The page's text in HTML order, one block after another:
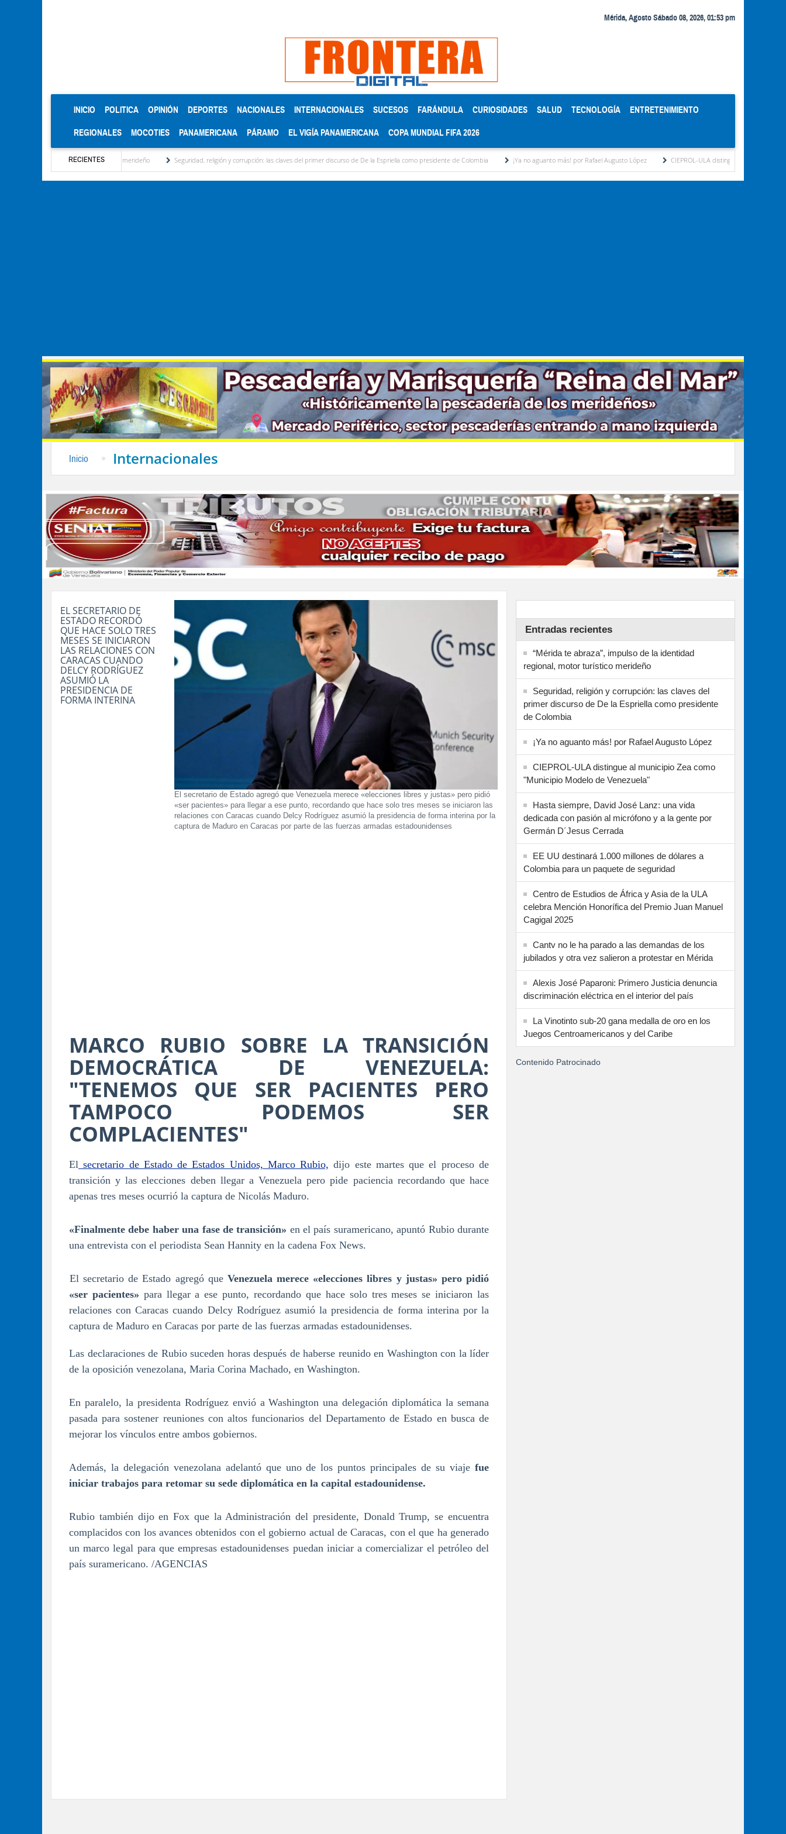
Mérida, Agosto Sábado 08, 2026, 01:53 pm
INICIO (CURRENT)
POLITICA OPINIÓN DEPORTES NACIONALES INTERNACIONALES SUCESOS FARÁNDULA CURIOSIDADES SALUD TECNOLOGÍA ENTRETENIMIENTO
REGIONALES MOCOTIES PANAMERICANA PÁRAMO EL VIGÍA PANAMERICANA COPA MUNDIAL FIFA 2026
RECIENTES
regional, motor turístico merideño Seguridad, religión y corrupción: las claves del primer discurso de De la Espriella como presidente de Colombia ¡Ya no aguanto más! por Rafael Augusto López CIEPROL-ULA distingue al municipio Zea como
Inicio Internacionales
El secretario de Estado agregó que Venezuela merece «elecciones libres y justas» pero pidió
«ser pacientes» para llegar a ese punto, recordando que hace solo tres meses se iniciaron las
relaciones con Caracas cuando Delcy Rodríguez asumió la presidencia de forma interina por la
captura de Maduro en Caracas por parte de las fuerzas armadas estadounidenses
EL SECRETARIO DE
ESTADO RECORDÓ
QUE HACE SOLO TRES
MESES SE INICIARON
LAS RELACIONES CON
CARACAS CUANDO
DELCY RODRÍGUEZ
ASUMIÓ LA
PRESIDENCIA DE
FORMA INTERINA
MARCO RUBIO SOBRE LA TRANSICIÓN
DEMOCRÁTICA DE VENEZUELA:
"TENEMOS QUE SER PACIENTES PERO
TAMPOCO PODEMOS SER
COMPLACIENTES"
El secretario de Estado de Estados Unidos, Marco Rubio, dijo este martes que el proceso de
transición y las elecciones deben llegar a Venezuela pero pide paciencia recordando que hace
apenas tres meses ocurrió la captura de Nicolás Maduro.
«Finalmente debe haber una fase de transición» en el país suramericano, apuntó Rubio durante
una entrevista con el periodista Sean Hannity en la cadena Fox News.
El secretario de Estado agregó queVenezuela merece «elecciones libres y justas» pero pidió
«ser pacientes» para llegar a ese punto, recordando que hace solo tres meses se iniciaron las
relaciones con Caracas cuando Delcy Rodríguez asumió la presidencia de forma interina por la
captura de Maduro en Caracas por parte de las fuerzas armadas estadounidenses.
Las declaraciones de Rubio suceden horas después de haberse reunido en Washington con la líder
de la oposición venezolana, Maria Corina Machado, en Washington.
En paralelo, la presidenta Rodríguez envió a Washington una delegación diplomática la semana
pasada para sostener reuniones con altos funcionarios del Departamento de Estado en busca de
mejorar los vínculos entre ambos gobiernos.
Además, la delegación venezolana adelantó que uno de los puntos principales de su viaje fue
iniciar trabajos para retomar su sede diplomática en la capital estadounidense.
Rubio también dijo en Fox que la Administración del presidente, Donald Trump, se encuentra
complacidos con los avances obtenidos con el gobierno actual de Caracas, con el que ha generado
un marco legal para que empresas estadounidenses puedan iniciar a comercializar el petróleo del
país suramericano. /AGENCIAS
Entradas recientes
“Mérida te abraza”, impulso de la identidad
regional, motor turístico merideño
Seguridad, religión y corrupción: las claves del
primer discurso de De la Espriella como presidente
de Colombia
¡Ya no aguanto más! por Rafael Augusto López
CIEPROL-ULA distingue al municipio Zea como
"Municipio Modelo de Venezuela"
Hasta siempre, David José Lanz: una vida
dedicada con pasión al micrófono y a la gente por
Germán D´Jesus Cerrada
EE UU destinará 1.000 millones de dólares a
Colombia para un paquete de seguridad
Centro de Estudios de África y Asia de la ULA
celebra Mención Honorífica del Premio Juan Manuel
Cagigal 2025
Cantv no le ha parado a las demandas de los
jubilados y otra vez salieron a protestar en Mérida
Alexis José Paparoni: Primero Justicia denuncia
discriminación eléctrica en el interior del país
La Vinotinto sub-20 gana medalla de oro en los
Juegos Centroamericanos y del Caribe
Contenido Patrocinado